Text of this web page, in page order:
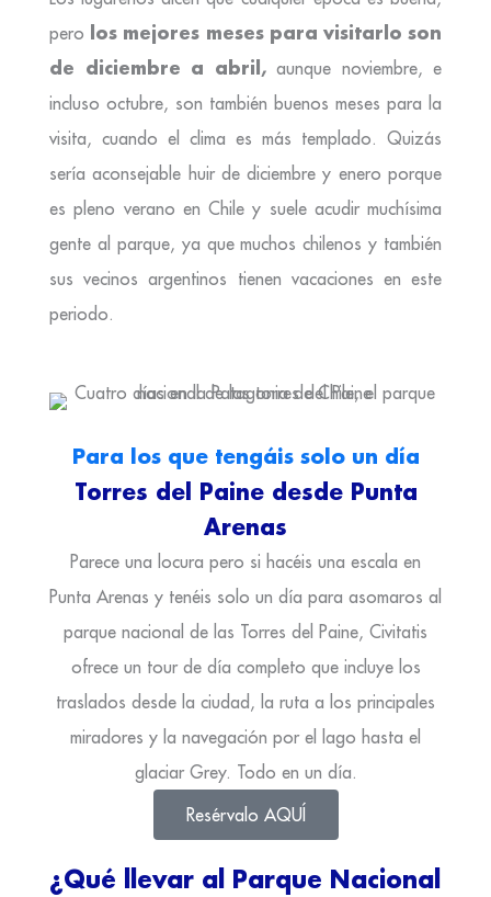
pero los mejores meses para visitarlo son
de diciembre a abril,aunque noviembre, e
incluso octubre, son también buenos meses para la
visita, cuando el clima es más templado. Quizás
sería aconsejable huir de diciembre y enero porque
es pleno verano en Chile y suele acudir muchísima
gente al parque, ya que muchos chilenos y también
sus vecinos argentinos tienen vacaciones en este
periodo.
Para los que tengáis solo un día
Torres del Paine desde Punta
Arenas
Parece una locura pero si hacéis una escala en
Punta Arenas y tenéis solo un día para asomaros al
parque nacional de las Torres del Paine, Civitatis
ofrece un tour de día completo que incluye los
traslados desde la ciudad, la ruta a los principales
miradores y la navegación por el lago hasta el
glaciar Grey. Todo en un día.
Resérvalo AQUÍ
¿Qué llevar al Parque Nacional